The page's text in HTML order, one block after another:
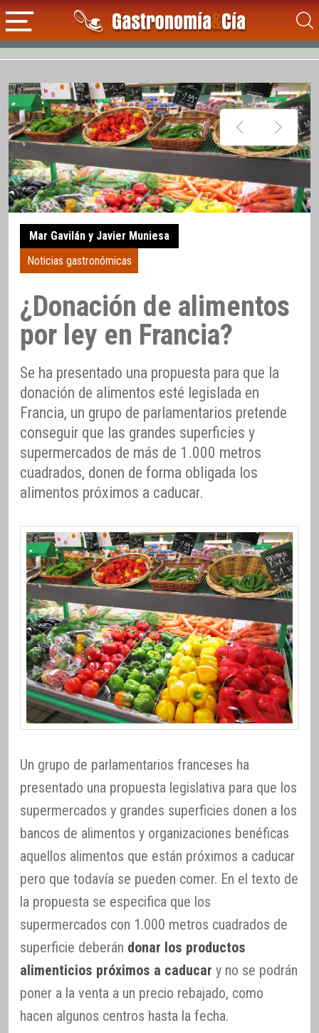
Mar Gavilán y Javier Muniesa
Noticias gastronómicas
¿Donación de alimentos
por ley en Francia?
Se ha presentado una propuesta para que la
donación de alimentos esté legislada en
Francia, un grupo de parlamentarios pretende
conseguir que las grandes superficies y
supermercados de más de 1.000 metros
cuadrados, donen de forma obligada los
alimentos próximos a caducar.
Un grupo de parlamentarios franceses ha
presentado una propuesta legislativa para que los
supermercados y grandes superficies donen a los
bancos de alimentos y organizaciones benéficas
aquellos alimentos que están próximos a caducar
pero que todavía se pueden comer. En el texto de
la propuesta se especifica que los
supermercados con 1.000 metros cuadrados de
superficie deberán donar los productos
alimenticios próximos a caducar y no se podrán
poner a la venta a un precio rebajado, como
hacen algunos centros hasta la fecha.